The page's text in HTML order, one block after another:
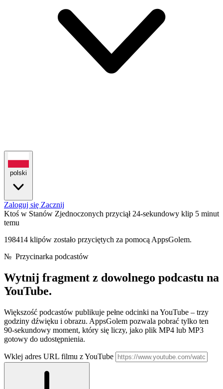
polski
Zaloguj się Zacznij
Ktoś w Stanów Zjednoczonych przyciął 24-sekundowy klip 5 minut
temu
198414 klipów zostało przyciętych za pomocą AppsGolem.
№ Przycinarka podcastów
Wytnij fragment z dowolnego podcastu na
YouTube.
Większość podcastów publikuje pełne odcinki na YouTube – trzy
godziny dźwięku i obrazu. AppsGolem pozwala pobrać tylko ten
90-sekundowy moment, który się liczy, jako plik MP4 lub MP3
gotowy do udostępnienia.
Wklej adres URL filmu z YouTube